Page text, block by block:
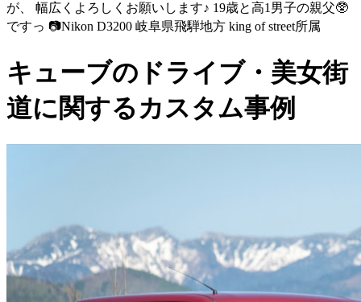
が、 幅広くよろしくお願いします♪ 19歳と高1男子の親父🥸
ですっ 📷Nikon D3200 岐阜県飛騨地方 king of street所属
キューブのドライブ・美女街
道に関するカスタム事例